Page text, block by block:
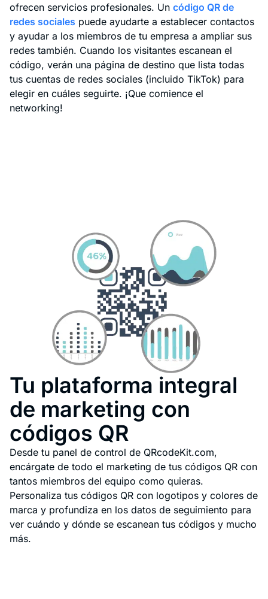
ofrecen servicios profesionales. Un código QR de
redes sociales puede ayudarte a establecer contactos
y ayudar a los miembros de tu empresa a ampliar sus
redes también. Cuando los visitantes escanean el
código, verán una página de destino que lista todas
tus cuentas de redes sociales (incluido TikTok) para
elegir en cuáles seguirte. ¡Que comience el
networking!
Tu plataforma integral
de marketing con
códigos QR
Desde tu panel de control de QRcodeKit.com,
encárgate de todo el marketing de tus códigos QR con
tantos miembros del equipo como quieras.
Personaliza tus códigos QR con logotipos y colores de
marca y profundiza en los datos de seguimiento para
ver cuándo y dónde se escanean tus códigos y mucho
más.